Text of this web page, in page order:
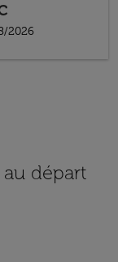
2026
départ